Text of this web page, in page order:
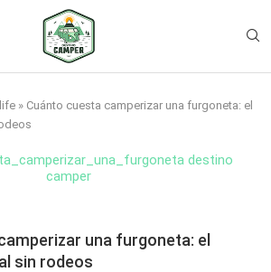
» Cuánto cuesta camperizar una furgoneta: el
una furgoneta: el
sin rodeos